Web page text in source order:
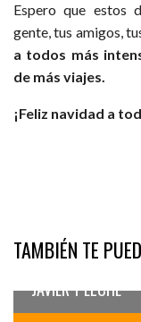
Espero que estos
gente, tus amigos,
a todos más
de más viajes.
¡Feliz navidad a
TAMBIÉN TE
BELENES
JAVIER Y ELCHE